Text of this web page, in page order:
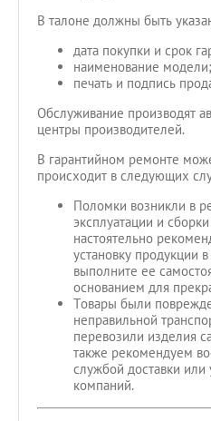
В талоне должны быть
дата покупки и срок
наименование модели;
печать и подпись
Обслуживание производят
центры производителей.
В гарантийном ремонте
происходит в следующих
Поломки возникли в
эксплуатации и
настоятельно
установку продукции
выполните ее
основанием для
Товары были
неправильной
перевозили изделия
также рекомендуем
службой доставки или
компаний.